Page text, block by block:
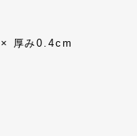
厚み0.4cm